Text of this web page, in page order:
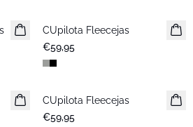
CUpilota Fleecejas
€59,95
CUpilota Fleecejas
€59,95